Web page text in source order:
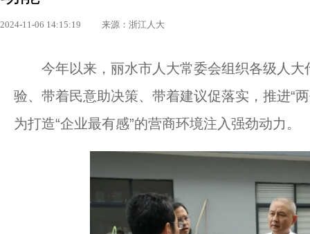
2024-11-06 14:15:19 来源：浙江人大
今年以来，丽水市人大常委会组织各级人大
验、带着民意助决策、带着建议促落实，推进“
为打造“企业最有感”的营商环境注入强劲动力。